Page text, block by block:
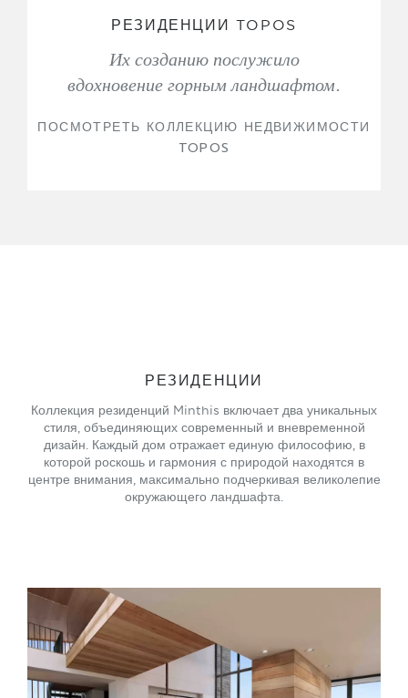
РЕЗИДЕНЦИИ TOPOS
Их созданию послужило
вдохновение горным ландшафтом.
ПОСМОТРЕТЬ КОЛЛЕКЦИЮ НЕДВИЖИМОСТИ
TOPOS
РЕЗИДЕНЦИИ
Коллекция резиденций Minthis включает два уникальных
стиля, объединяющих современный и вневременной
дизайн. Каждый дом отражает единую философию, в
которой роскошь и гармония с природой находятся в
центре внимания, максимально подчеркивая великолепие
окружающего ландшафта.